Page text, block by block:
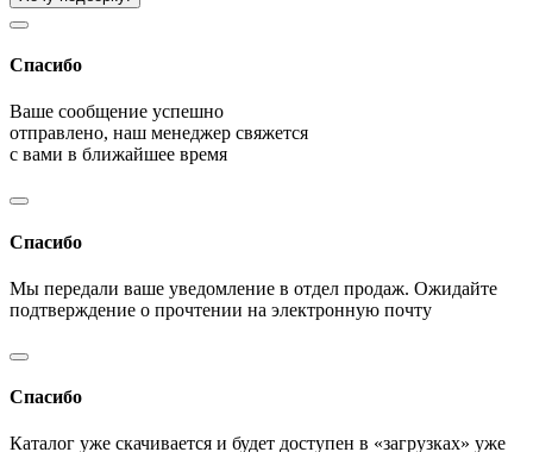
Спасибо
Ваше сообщение успешно
отправлено, наш менеджер свяжется
с вами в ближайшее время
Спасибо
Мы передали ваше уведомление в отдел продаж. Ожидайте
подтверждение о прочтении на электронную почту
Спасибо
Каталог уже скачивается и будет доступен в «загрузках» уже